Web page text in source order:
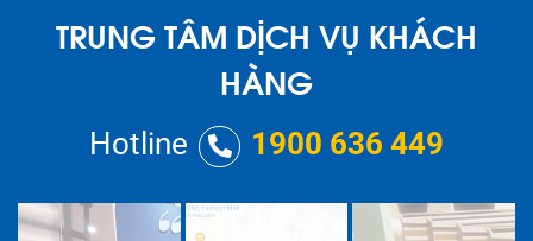
đẹp thẩm mỹ mà còn sở
hữu nhiều tính năng ưu việt,
sản phẩm này đang khẳng
các thiết kế nội thất hiện
phong cách không bao giờ
lỗi thời, là lựa chọn hàng
đầu cho những tín đồ yêu
thích bởi tính ứng dụng cao,
hợp với nhiều phong cách
khác nhau, từ đơn giản cho
TRUNG TÂM DỊCH VỤ KHÁCH
HÀNG
Hotline 1900 636 449